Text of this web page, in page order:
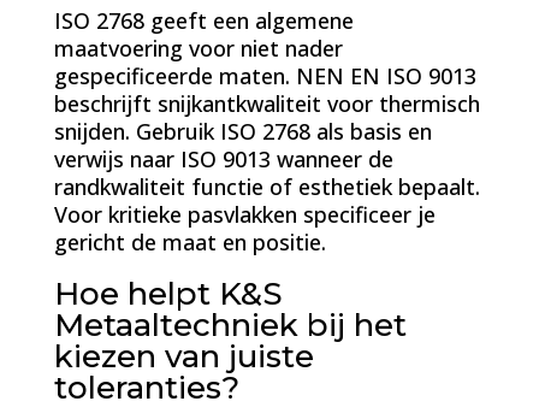
ISO 2768 geeft een algemene
maatvoering voor niet nader
gespecificeerde maten. NEN EN ISO 9013
beschrijft snijkantkwaliteit voor thermisch
snijden. Gebruik ISO 2768 als basis en
verwijs naar ISO 9013 wanneer de
randkwaliteit functie of esthetiek bepaalt.
Voor kritieke pasvlakken specificeer je
gericht de maat en positie.
Hoe helpt K&S
Metaaltechniek bij het
kiezen van juiste
toleranties?